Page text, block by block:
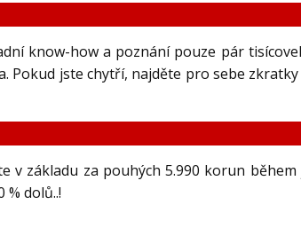
know-how a poznání pouze pár
Pokud jste chytří, najděte pro sebe zkratky
základu za pouhých 5.990 korun během
dolů..!